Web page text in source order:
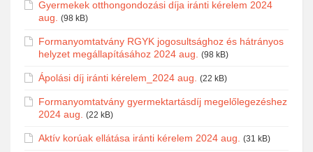
Gyermekek otthongondozási díja iránti kérelem 2024
aug.
(98 kB)
Formanyomtatvány RGYK jogosultsághoz és hátrányos
helyzet megállapításához 2024 aug.
(98 kB)
Ápolási díj iránti kérelem_2024 aug. (22 kB)
Formanyomtatvány gyermektartásdíj megelőlegezéshez
2024 aug.
(22 kB)
Aktív korúak ellátása iránti kérelem 2024 aug. (31 kB)